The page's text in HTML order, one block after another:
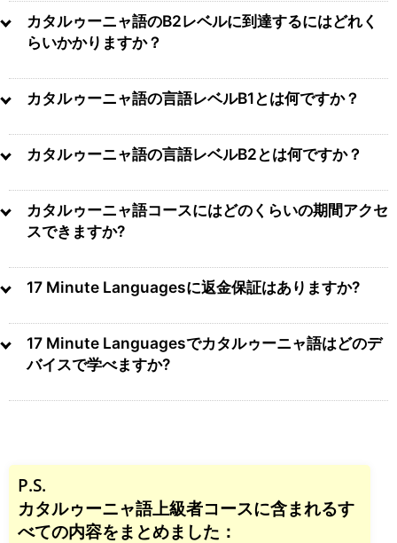
カタルゥーニャ語のB2レベルに到達するにはどれく
らいかかりますか？
カタルゥーニャ語の言語レベルB1とは何ですか？
カタルゥーニャ語の言語レベルB2とは何ですか？
カタルゥーニャ語コースにはどのくらいの期間アクセ
スできますか?
17 Minute Languagesに返金保証はありますか?
17 Minute Languagesでカタルゥーニャ語はどのデ
バイスで学べますか?
P.S.
カタルゥーニャ語上級者コースに含まれるす
べての内容をまとめました：